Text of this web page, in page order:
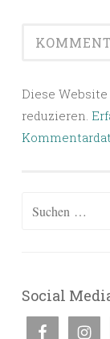
Diese
reduzieren.
Suchen
Social